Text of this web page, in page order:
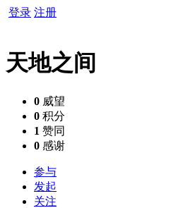
登录 注册
天地之间
0 威望
0 积分
1 赞同
0 感谢
参与
发起
关注